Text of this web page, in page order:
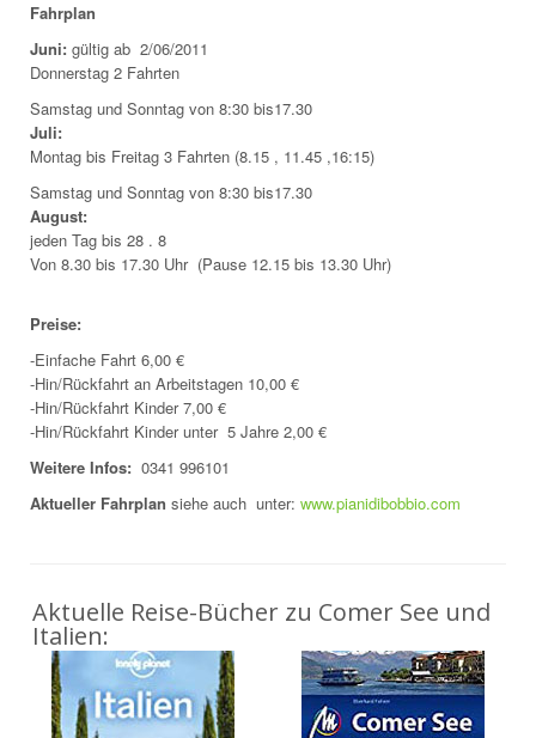
Fahrplan
Juni: gültig ab 2/06/2011
Donnerstag 2 Fahrten
Samstag und Sonntag von 8:30 bis17.30
Juli:
Montag bis Freitag 3 Fahrten (8.15 , 11.45 ,16:15)
Samstag und Sonntag von 8:30 bis17.30
August:
jeden Tag bis 28 . 8
Von 8.30 bis 17.30 Uhr (Pause 12.15 bis 13.30 Uhr)
Preise:
-Einfache Fahrt 6,00 €
-Hin/Rückfahrt an Arbeitstagen 10,00 €
-Hin/Rückfahrt Kinder 7,00 €
-Hin/Rückfahrt Kinder unter 5 Jahre 2,00 €
Weitere Infos: 0341 996101
Aktueller Fahrplan siehe auch unter: www.pianidibobbio.com
Aktuelle Reise-Bücher zu Comer See und
Italien: